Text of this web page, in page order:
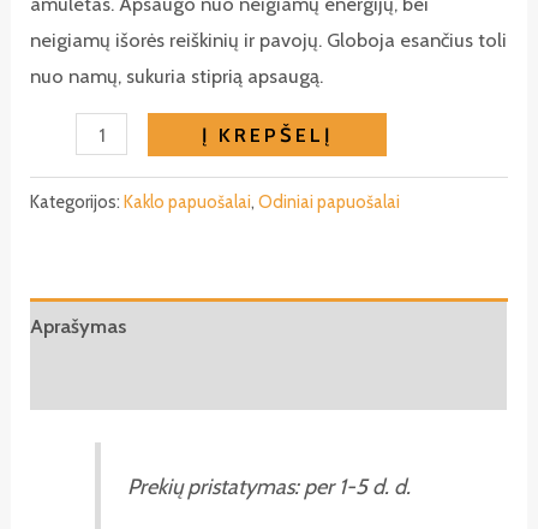
neigiamų išorės reiškinių ir pavojų. Globoja esančius toli
nuo namų, sukuria stiprią apsaugą.
produkto
Meilės
Į KREPŠELĮ
Kategorijos:Kaklo papuošalai,Odiniai papuošalai
Aprašymas
Prekių pristatymas: per 1-5 d. d.